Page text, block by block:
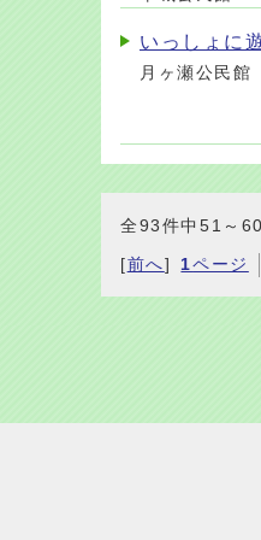
いっしょに
月ヶ瀬公民館
全93件中51～
[前へ] 1ページ